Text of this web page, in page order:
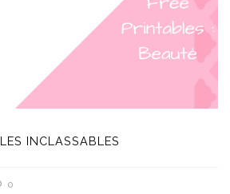
LES INCLASSABLES
0